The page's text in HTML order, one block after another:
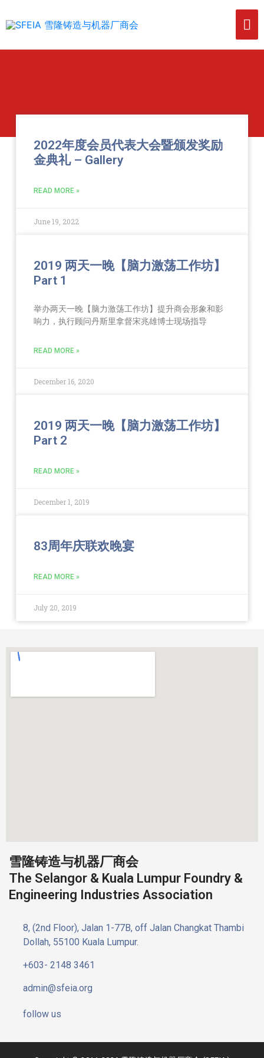
2022年度会员代表大会暨颁发奖励
金典礼 – Gallery
READ MORE »
June 19, 2022
2019 两天一晚【脑力激荡工作坊】
Part 1
举办两天一晚【脑力激荡工作坊】提升商会形象和影
响力，执行顾问丹斯里拿督宋兆雄博士现场指导
READ MORE »
December 16, 2020
2019 两天一晚【脑力激荡工作坊】
Part 2
READ MORE »
December 1, 2019
83周年庆联欢晚宴
READ MORE »
July 20, 2019
雪隆铸造与机器厂商会
The Selangor & Kuala Lumpur Foundry &
Engineering Industries Association
8, (2nd Floor), Jalan 1-77B, off Jalan Changkat Thambi
Dollah, 55100 Kuala Lumpur.
+603- 2148 3461
admin@sfeia.org
follow us